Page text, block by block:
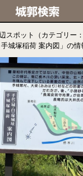
スポット（カテゴリー
城塚稲荷 案内図」の情